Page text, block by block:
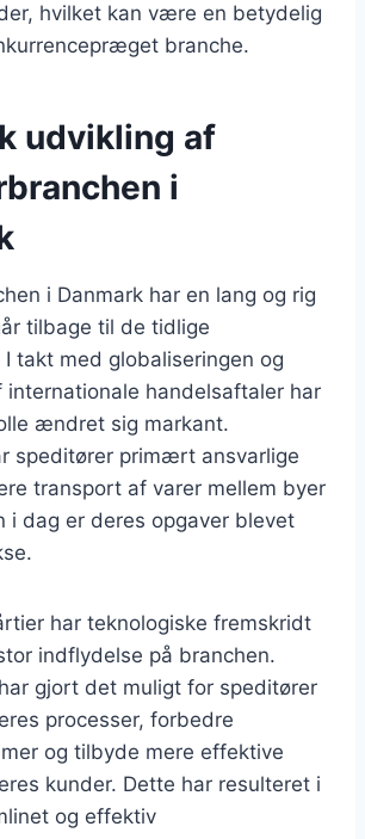
hvilket kan være en betydelig
branche.
udvikling af
i
i Danmark har en lang og rig
tilbage til de tidlige
takt med globaliseringen og
internationale handelsaftaler har
ændret sig markant.
speditører primært ansvarlige
transport af varer mellem byer
i dag er deres opgaver blevet
har teknologiske fremskridt
indflydelse på branchen.
gjort det muligt for speditører
processer, forbedre
og tilbyde mere effektive
kunder. Dette har resulteret i
og effektiv